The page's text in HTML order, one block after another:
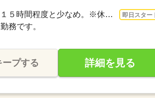
長期 即日〜 / 9：00～17：00 ※残業は月１０～１５時間程度と少なめ。※休憩は６０分で... 即日スター
務です。
ープする 詳細を見る